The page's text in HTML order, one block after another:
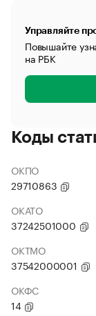
Управляйте
Повышайте
на РБК
Коды
ОКПО
29710863
ОКАТО
37242501000
ОКТМО
37542000001
ОКФС
14